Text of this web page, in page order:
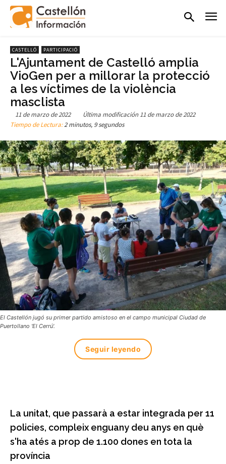
CASTELLÓ PARTICIPACIÓ
L'Ajuntament de Castelló amplia
VioGen per a millorar la protecció
a les víctimes de la violència
masclista
11 de marzo de 2022 Última modificación 11 de marzo de 2022
Tiempo de Lectura:2 minutos, 9 segundos
El Castellón jugó su primer partido amistoso en el campo municipal Ciudad de
Puertollano 'El Cerrú'.
Seguir leyendo
La unitat, que passarà a estar integrada per 11
policies, compleix enguany deu anys en què
s'ha atés a prop de 1.100 dones en tota la
província